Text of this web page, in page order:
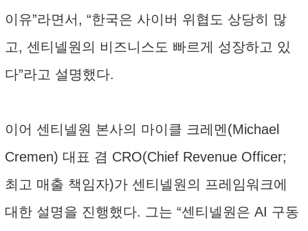
이유”라면서, “한국은 사이버 위협도 상당히 많
고, 센티넬원의 비즈니스도 빠르게 성장하고 있
다”라고 설명했다.
이어 센티넬원 본사의 마이클 크레멘(Michael
Cremen) 대표 겸 CRO(Chief Revenue Officer;
최고 매출 책임자)가 센티넬원의 프레임워크에
대한 설명을 진행했다. 그는 “센티넬원은 AI 구동